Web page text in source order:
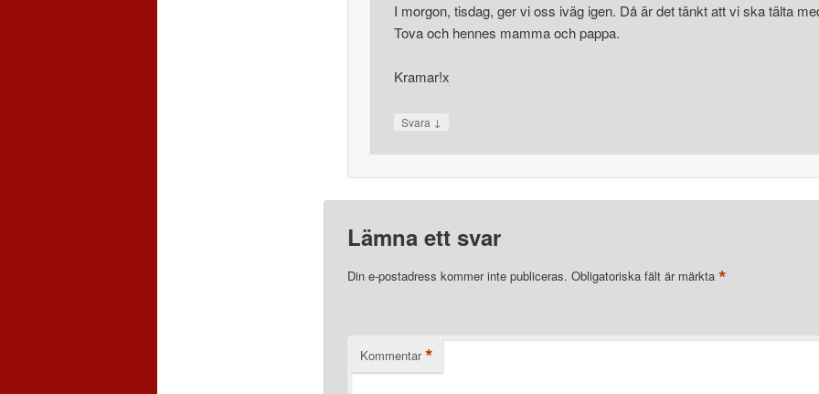
I morgon, tisdag, ger vi oss iväg igen. Då är det tänkt att vi ska tälta
Tova och hennes mamma och pappa.
Kramar!x
Svara ↓
Lämna ett svar
Din e-postadress kommer inte publiceras. Obligatoriska fält är märkta *
Kommentar *